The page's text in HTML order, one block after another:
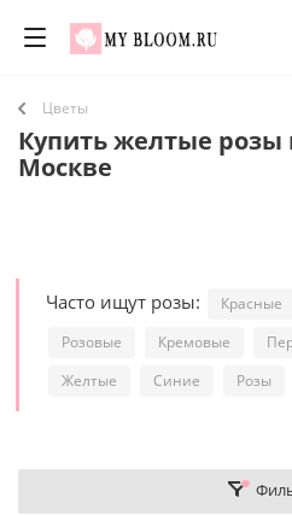
Цветы
Купить желтые
Москве
Часто ищут розы: Красные
Розовые
Кремовые
Желтые
Синие Розы